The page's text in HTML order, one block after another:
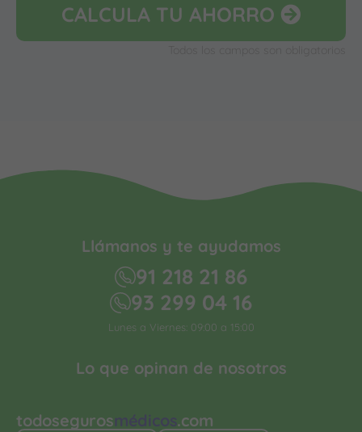
CALCULA TU AHORRO
todosegurosmédicos.com
Lo que opinan de nosotros
Llámanos y te ayudamos
91 218 21 86
93 299 04 16
Lunes a Viernes: 09:00 a 15:00